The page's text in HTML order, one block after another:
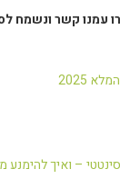
עמנו קשר ונשמח
2025
– ואיך להימנע